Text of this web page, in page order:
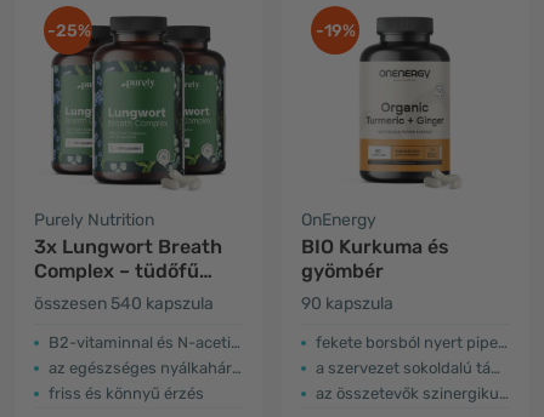
-25%
Purely Nutrition
3x Lungwort Breath
Complex – tüdőfű
kakukkfűvel és
eukaliptusszal
összesen 540 kapszula
B2-vitaminnal és N-acetil-L-ciszteinnel
az egészséges nyálkahártyákért
friss és könnyű érzés
-19%
OnEnergy
BIO Kurkuma és
gyömbér
90 kapszula
fekete borsból nyert piperinnel dúsítva
a szervezet sokoldalú támogatása
az összetevők szinergikus hatása